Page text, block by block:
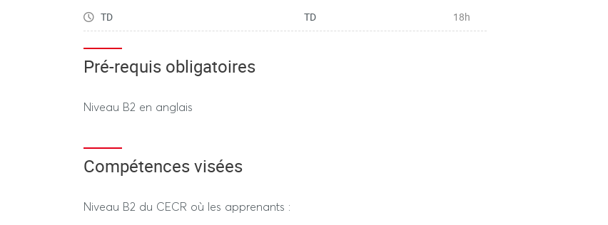
RÉGIME DÉROGATOIRE:
Contrôle Terminal
Examen de fin de semestre uniquement : compréhension écrite et expression
écrite
---------------- SESSION 2 ----------------
TD TD 18h
Pré-requis obligatoires
Niveau B2 en anglais
Compétences visées
Niveau B2 du CECR où les apprenants :